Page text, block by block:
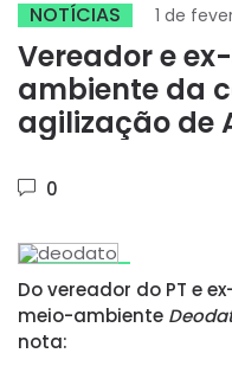
NOTÍCIAS 1 de
Vereador e
ambiente da
agilização de
0
Do vereador do PT e
meio-ambiente
nota: